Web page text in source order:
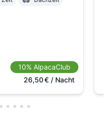
10% AlpacaClub
26,50€/ Nacht